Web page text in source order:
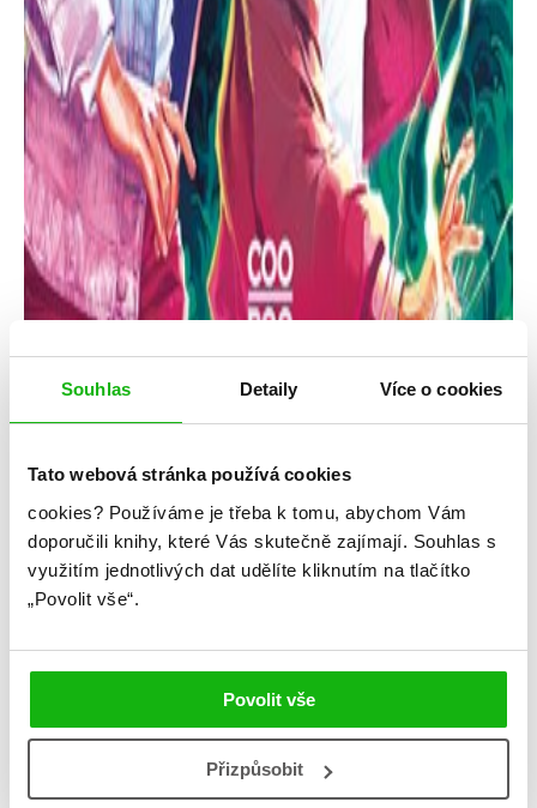
Souhlas Detaily Více o cookies
Tato webová stránka používá cookies
cookies? Používáme je třeba k tomu, abychom Vám
doporučili knihy, které Vás skutečně zajímají. Souhlas s
využitím jednotlivých dat udělíte kliknutím na tlačítko
„Povolit vše“.
Povolit vše
Přizpůsobit
Žánr: Fantasy
Okouzlení
Neodolatelná feel-good fantasy od autora*ky hitu